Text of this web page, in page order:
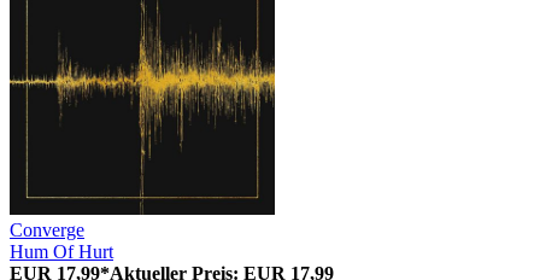
Converge
Hum Of Hurt
EUR 17,99*Aktueller Preis: EUR 17,99